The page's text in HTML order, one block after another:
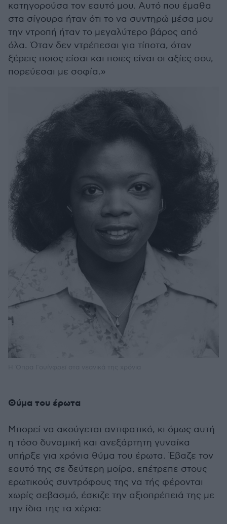
κατηγορούσα τον εαυτό μου. Αυτό που έμαθα
στα σίγουρα ήταν ότι το να συντηρώ μέσα μου
την ντροπή ήταν το μεγαλύτερο βάρος από
όλα. Όταν δεν ντρέπεσαι για τίποτα, όταν
ξέρεις ποιος είσαι και ποιες είναι οι αξίες σου,
πορεύεσαι με σοφία.»
Θύμα του έρωτα
Μπορεί να ακούγεται αντιφατικό, κι όμως αυτή
η τόσο δυναμική και ανεξάρτητη γυναίκα
υπήρξε για χρόνια θύμα του έρωτα. Έβαζε τον
εαυτό της σε δεύτερη μοίρα, επέτρεπε στους
ερωτικούς συντρόφους της να τής φέρονται
χωρίς σεβασμό, έσκιζε την αξιοπρέπειά της με
την ίδια της τα χέρια: